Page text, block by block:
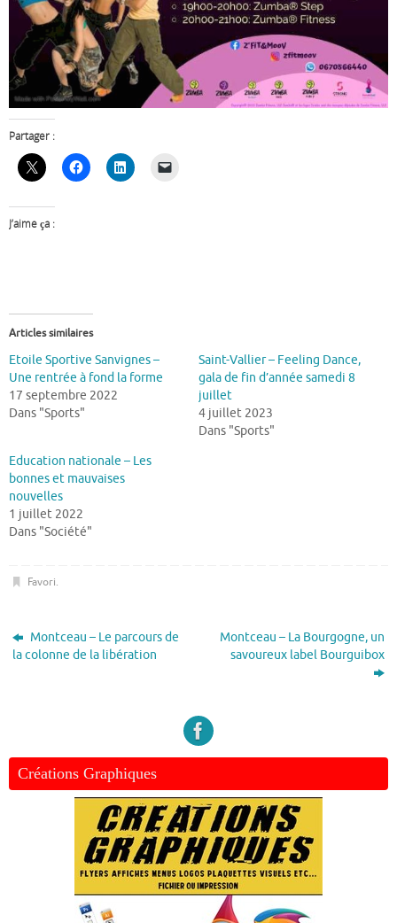
Partager :
J’aime ça :
Articles similaires
Etoile Sportive Sanvignes –
Une rentrée à fond la forme
17 septembre 2022
Dans "Sports"
Saint-Vallier – Feeling Dance,
gala de fin d’année samedi 8
juillet
4 juillet 2023
Dans "Sports"
Education nationale – Les
bonnes et mauvaises
nouvelles
1 juillet 2022
Dans "Société"
Favori.
Montceau – Le parcours de
la colonne de la libération
Montceau – La Bourgogne, un
savoureux label Bourguibox
Créations Graphiques